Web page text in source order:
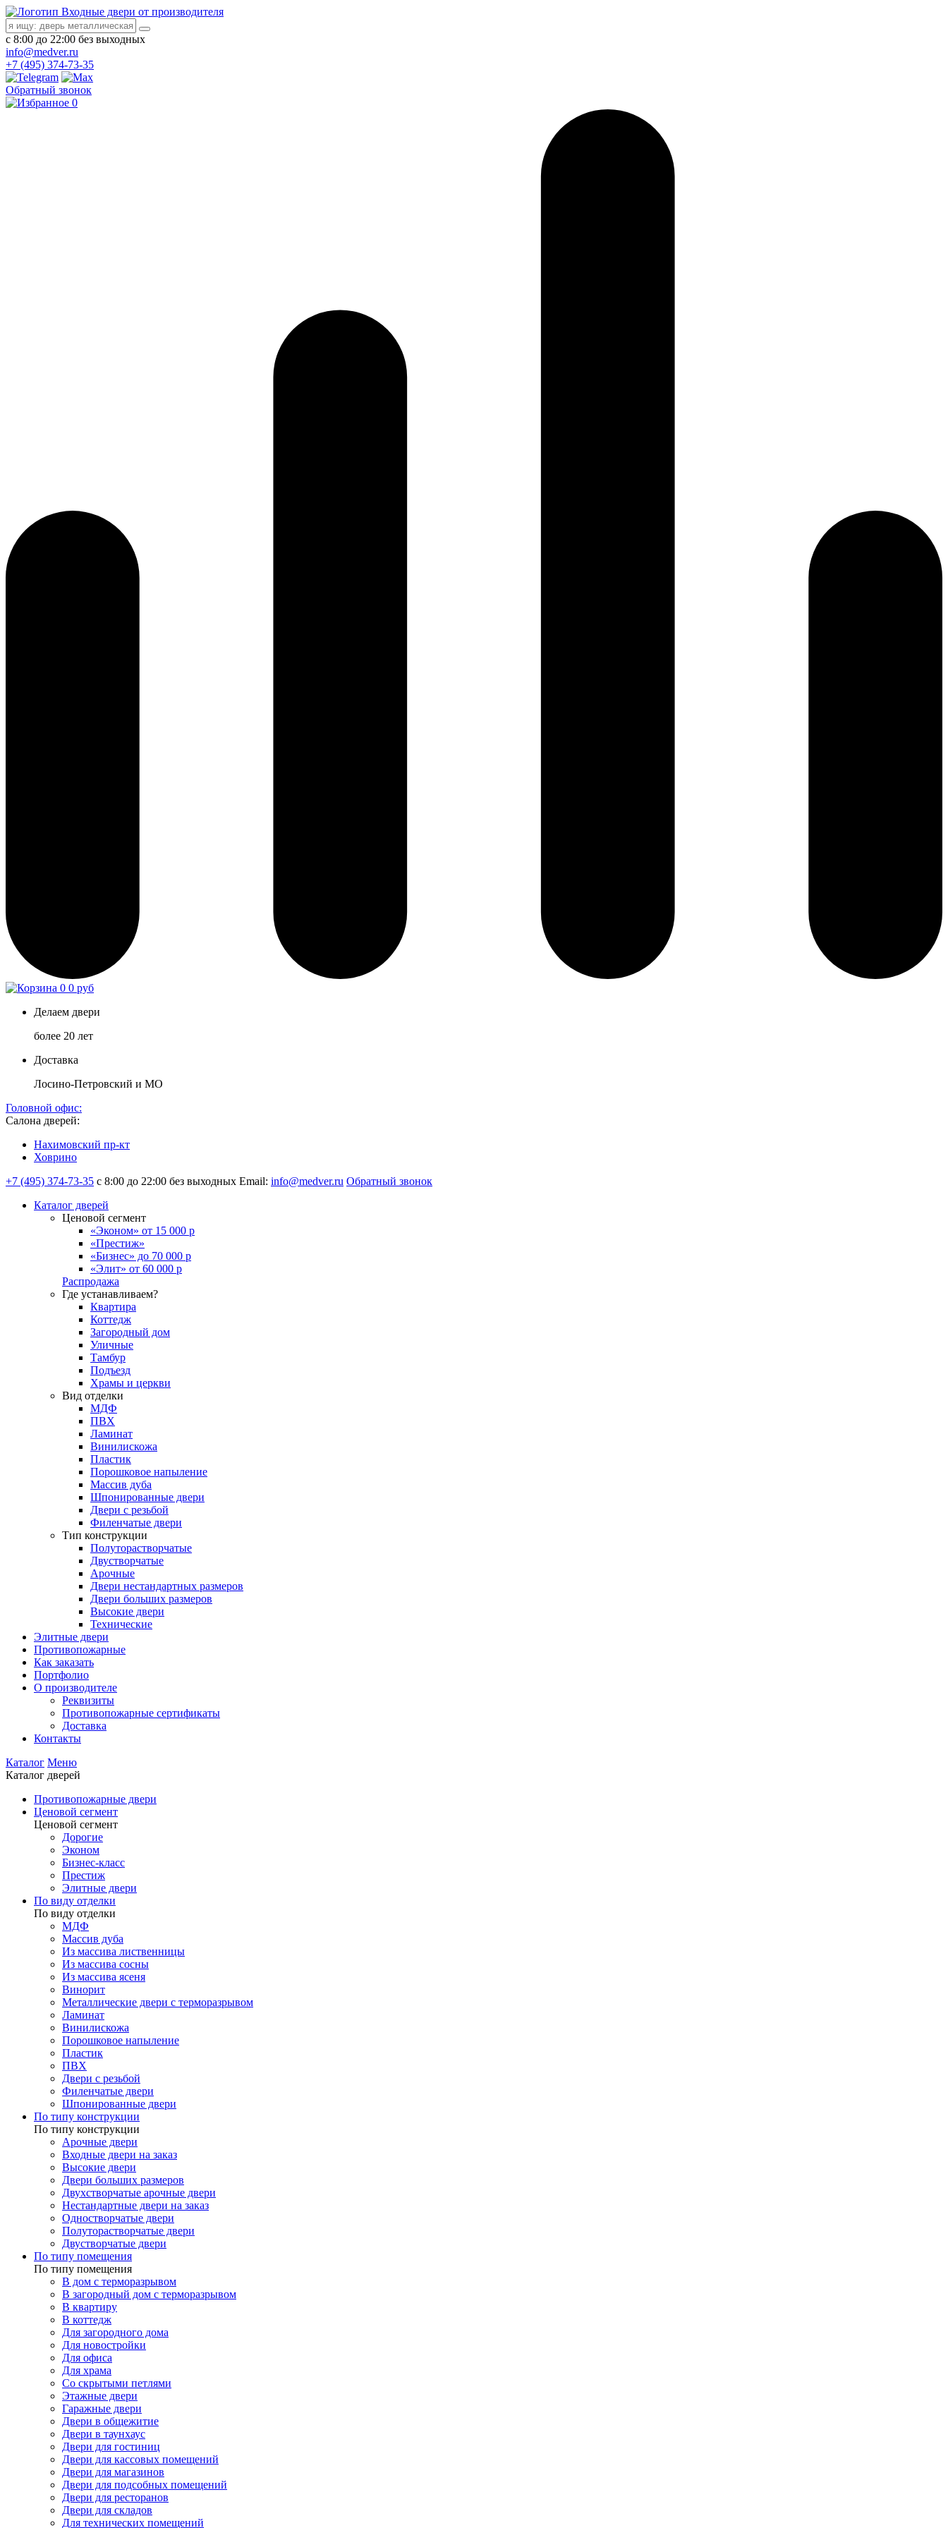
Входные двери от производителя
с 8:00 до 22:00 без выходных
info@medver.ru
+7 (495) 374-73-35
Обратный звонок
0
0 0 руб
Делаем двери
более 20 лет
Доставка
Лосино-Петровский и МО
Головной офис:
Салона дверей:
Нахимовский пр-кт
Ховрино
+7 (495) 374-73-35 с 8:00 до 22:00 без выходных Email: info@medver.ru Обратный звонок
Каталог дверей
Ценовой сегмент
«Эконом» от 15 000 р
«Престиж»
«Бизнес» до 70 000 р
«Элит» от 60 000 р
Распродажа
Где устанавливаем?
Квартира
Коттедж
Загородный дом
Уличные
Тамбур
Подъезд
Храмы и церкви
Вид отделки
МДФ
ПВХ
Ламинат
Винилискожа
Пластик
Порошковое напыление
Массив дуба
Шпонированные двери
Двери с резьбой
Филенчатые двери
Тип конструкции
Полуторастворчатые
Двустворчатые
Арочные
Двери нестандартных размеров
Двери больших размеров
Высокие двери
Технические
Элитные двери
Противопожарные
Как заказать
Портфолио
О производителе
Реквизиты
Противопожарные сертификаты
Доставка
Контакты
Каталог Меню
Каталог дверей
Противопожарные двери
Ценовой сегмент
Ценовой сегмент
Дорогие
Эконом
Бизнес-класс
Престиж
Элитные двери
По виду отделки
По виду отделки
МДФ
Массив дуба
Из массива лиственницы
Из массива сосны
Из массива ясеня
Винорит
Металлические двери с терморазрывом
Ламинат
Винилискожа
Порошковое напыление
Пластик
ПВХ
Двери с резьбой
Филенчатые двери
Шпонированные двери
По типу конструкции
По типу конструкции
Арочные двери
Входные двери на заказ
Высокие двери
Двери больших размеров
Двухстворчатые арочные двери
Нестандартные двери на заказ
Одностворчатые двери
Полуторастворчатые двери
Двустворчатые двери
По типу помещения
По типу помещения
В дом с терморазрывом
В загородный дом с терморазрывом
В квартиру
В коттедж
Для загородного дома
Для новостройки
Для офиса
Для храма
Со скрытыми петлями
Этажные двери
Гаражные двери
Двери в общежитие
Двери в таунхаус
Двери для гостиниц
Двери для кассовых помещений
Двери для магазинов
Двери для подсобных помещений
Двери для ресторанов
Двери для складов
Для технических помещений